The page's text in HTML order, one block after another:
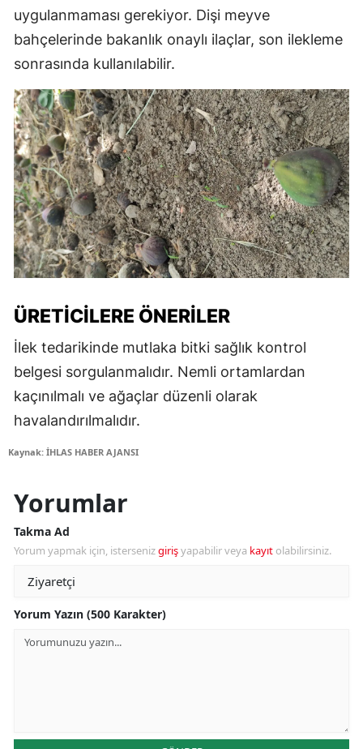
uygulanmaması gerekiyor. Dişi meyve
bahçelerinde bakanlık onaylı ilaçlar, son ilekleme
sonrasında kullanılabilir.
ÜRETICILERE ÖNERILER
İlek tedarikinde mutlaka bitki sağlık kontrol
belgesi sorgulanmalıdır. Nemli ortamlardan
kaçınılmalı ve ağaçlar düzenli olarak
havalandırılmalıdır.
Kaynak: İHLAS HABER AJANSI
Yorumlar
Takma Ad
Yorum yapmak için, istersenizgirişyapabilir veya kayıt olabilirsiniz.
Yorum Yazın (500 Karakter)